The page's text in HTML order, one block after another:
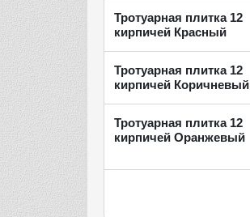
Тротуарная плитка 12
кирпичей Красный
Тротуарная плитка 12
кирпичей Коричневый
Тротуарная плитка 12
кирпичей Оранжевый